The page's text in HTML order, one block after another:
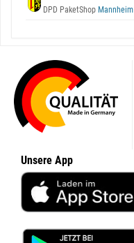
DPD PaketShop Mannheim
Unsere App